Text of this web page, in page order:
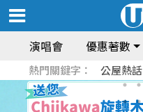
演唱會 優惠著數
熱門關鍵字： 公屋熱話